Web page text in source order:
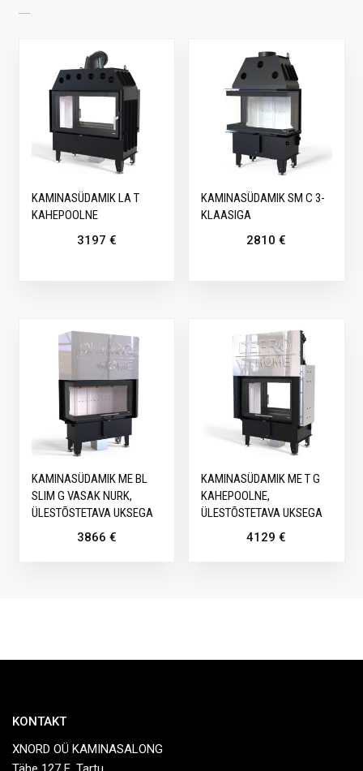
KAMINASÜDAMIK LA T
KAHEPOOLNE
3197 €
KAMINASÜDAMIK SM C 3-
KLAASIGA
2810€
KAMINASÜDAMIK ME BL
SLIM G VASAK NURK,
ÜLESTÕSTETAVA UKSEGA
3866 €
KAMINASÜDAMIK ME T G
KAHEPOOLNE,
ÜLESTÕSTETAVA UKSEGA
4129€
KONTAKT
XNORD OÜ KAMINASALONG